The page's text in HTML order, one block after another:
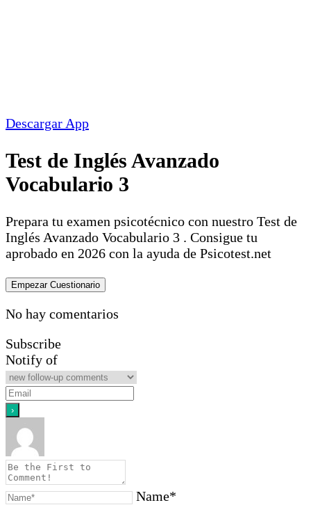
Descargar App
Test de Inglés Avanzado
Vocabulario 3
Prepara tu examen psicotécnico con nuestro Test de
Inglés Avanzado Vocabulario 3 . Consigue tu
aprobado en 2026 con la ayuda de Psicotest.net
No hay comentarios
Subscribe
Notify of
Name*